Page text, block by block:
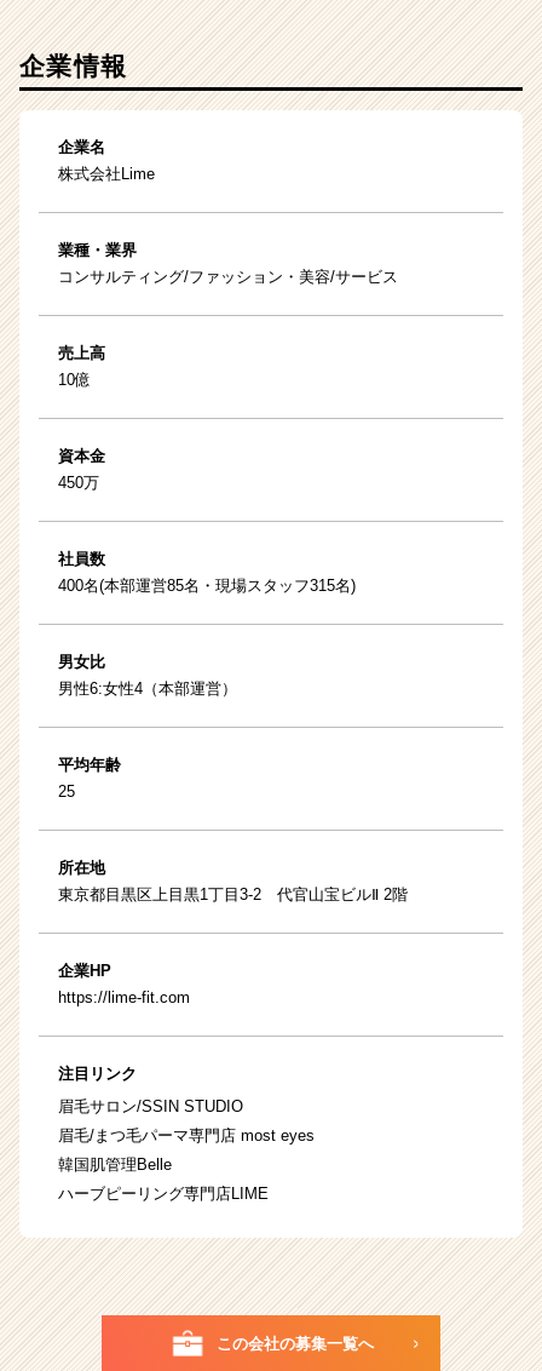
企業情報
企業名
株式会社Lime
業種・業界
コンサルティング/ファッション・美容/サービス
売上高
10億
資本金
450万
社員数
400名(本部運営85名・現場スタッフ315名)
男女比
男性6:女性4（本部運営）
平均年齢
25
所在地
東京都目黒区上目黒1丁目3-2 代官山宝ビルⅡ 2階
企業HP
https://lime-fit.com
注目リンク
眉毛サロン/SSIN STUDIO
眉毛/まつ毛パーマ専門店 most eyes
韓国肌管理Belle
ハーブピーリング専門店LIME
この会社の募集一覧へ